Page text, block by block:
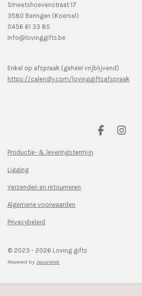
Smeetshoevenstraat 17
3580 Beringen (Koersel)
0456 61 33 85
Info@lovinggifts.be
Enkel op afspraak (geheel vrijblijvend)
https://calendly.com/lovinggiftsafspraak
F
I
Productie- & leveringstermijn
Ligging
Verzenden en retourneren
Algemene voorwaarden
Privacybeleid
© 2023 - 2026 Loving gifts
Powered by JouwWeb